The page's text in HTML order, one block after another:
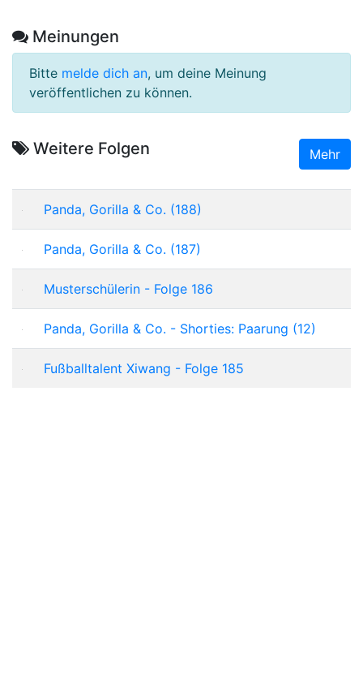
Meinungen
Bitte melde dich an, um deine Meinung
veröffentlichen zu können.
Weitere Folgen Mehr
Panda, Gorilla & Co. (188)
Panda, Gorilla & Co. (187)
Musterschülerin - Folge 186
Panda, Gorilla & Co. - Shorties: Paarung (12)
Fußballtalent Xiwang - Folge 185